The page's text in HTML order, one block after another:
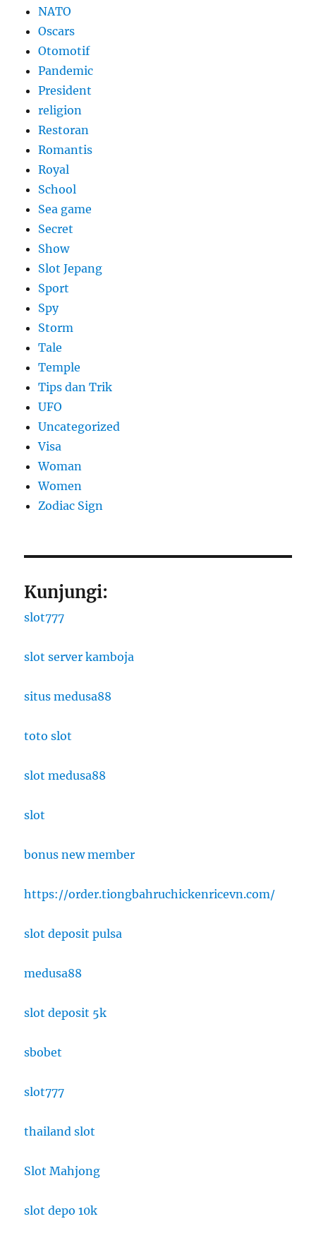
NATO
Oscars
Otomotif
Pandemic
President
religion
Restoran
Romantis
Royal
School
Sea game
Secret
Show
Slot Jepang
Sport
Spy
Storm
Tale
Temple
Tips dan Trik
UFO
Uncategorized
Visa
Woman
Women
Zodiac Sign
Kunjungi:
slot777
slot server kamboja
situs medusa88
toto slot
slot medusa88
slot
bonus new member
https://order.tiongbahruchickenricevn.com/
slot deposit pulsa
medusa88
slot deposit 5k
sbobet
slot777
thailand slot
Slot Mahjong
slot depo 10k